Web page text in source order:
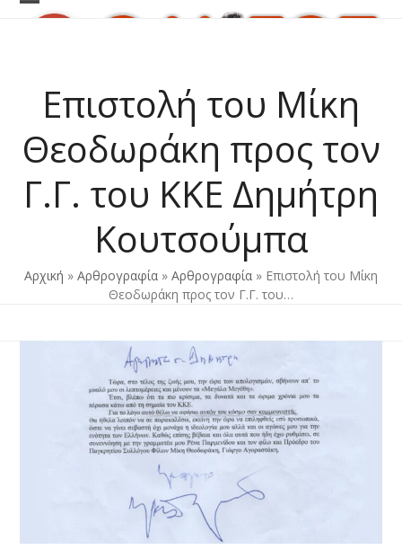
Skip
Open
Close
Επιστολή του Μίκη
Θεοδωράκη προς τον
Γ.Γ. του ΚΚΕ Δημήτρη
Κουτσούμπα
Αρχική » Αρθρογραφία » Αρθρογραφία » Επιστολή του Μίκη
Θεοδωράκη προς τον Γ.Γ. του…